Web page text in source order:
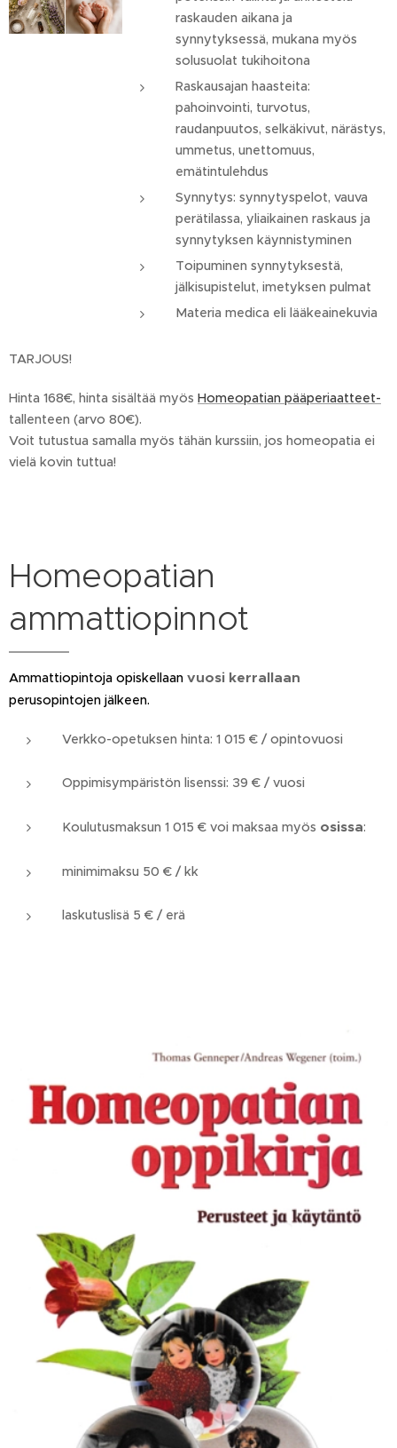
raskauden aikana ja
synnytyksessä, mukana myös
solusuolat tukihoitona
Raskausajan haasteita:
pahoinvointi, turvotus,
raudanpuutos, selkäkivut, närästys,
ummetus, unettomuus,
emätintulehdus
Synnytys: synnytyspelot, vauva
perätilassa, yliaikainen raskaus ja
synnytyksen käynnistyminen
Toipuminen synnytyksestä,
jälkisupistelut, imetyksen pulmat
Materia medica eli lääkeainekuvia
TARJOUS!
Hinta 168€, hinta sisältää myös Homeopatian pääperiaatteet-
tallenteen (arvo 80€).
Voit tutustua samalla myös tähän kurssiin, jos homeopatia ei
vielä kovin tuttua!
Homeopatian
ammattiopinnot
Ammattiopintoja opiskellaan vuosi kerrallaan
perusopintojen jälkeen.
Verkko-opetuksen hinta: 1 015 € / opintovuosi
Oppimisympäristön lisenssi: 39 € / vuosi
Koulutusmaksun 1 015 € voi maksaa myös osissa:
minimimaksu 50 € / kk
laskutuslisä 5 € / erä